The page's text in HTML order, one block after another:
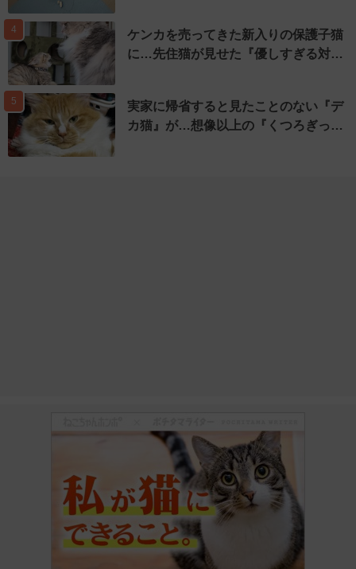
4
ケンカを売ってきた新入りの保護子猫
に…先住猫が見せた『優しすぎる対…
5
実家に帰省すると見たことのない『デ
カ猫』が…想像以上の『くつろぎっ…